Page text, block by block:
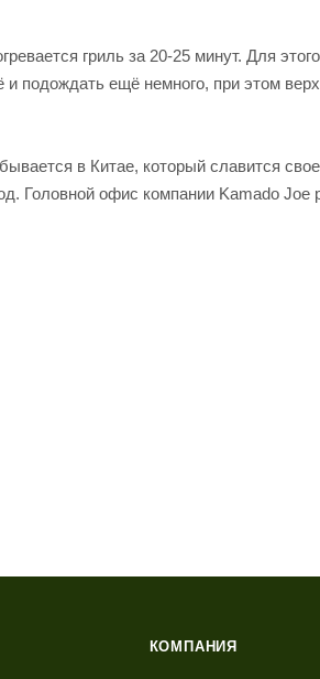
гриль за 20-25 минут. Для
и подождать ещё немного, при этом
в Китае, который славится
Головной офис компании Kamado
КОМПАНИЯ